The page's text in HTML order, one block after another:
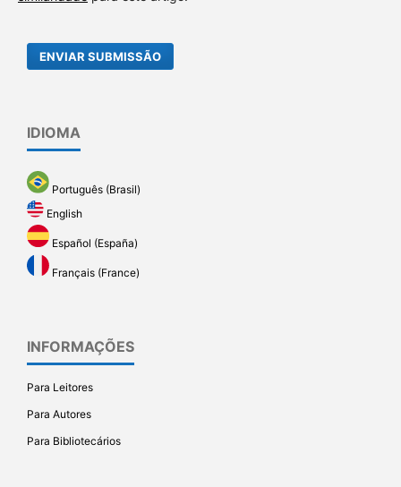
ENVIAR SUBMISSÃO
IDIOMA
Português (Brasil)
English
Español (España)
Français (France)
INFORMAÇÕES
Para Leitores
Para Autores
Para Bibliotecários